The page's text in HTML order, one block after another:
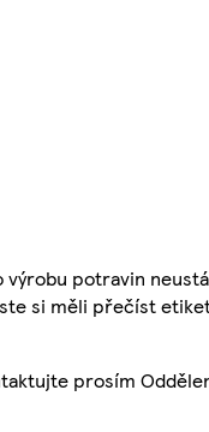
potravin
si měli přečíst
prosím